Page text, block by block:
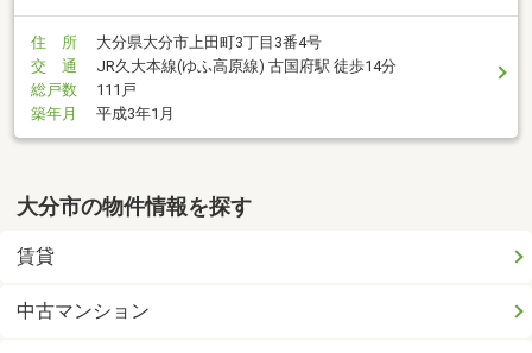
住 所
大分県大分市上田町3丁目3番4号
交 通
JR久大本線(ゆふ高原線) 古国府駅 徒歩14分
総戸数
111戸
築年月
平成3年1月
大分市の物件情報を探す
賃貸
中古マンション